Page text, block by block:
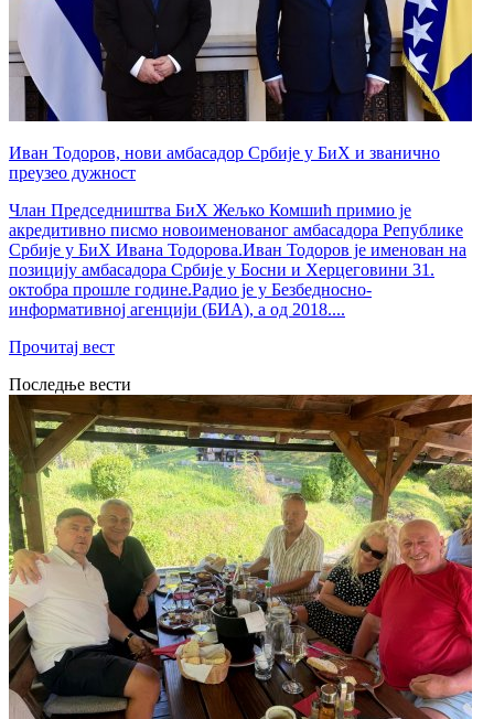
Иван Тодоров, нови амбасадор Србије у БиХ и званично
преузео дужност
Члан Председништва БиХ Жељко Комшић примио је
акредитивно писмо новоименованог амбасадора Републике
Србије у БиХ Ивана Тодорова.Иван Тодоров је именован на
позицију амбасадора Србије у Босни и Херцеговини 31.
октобра прошле године.Радио је у Безбедносно-
информативној агенцији (БИА), а од 2018....
Прочитај вест
Последње вести